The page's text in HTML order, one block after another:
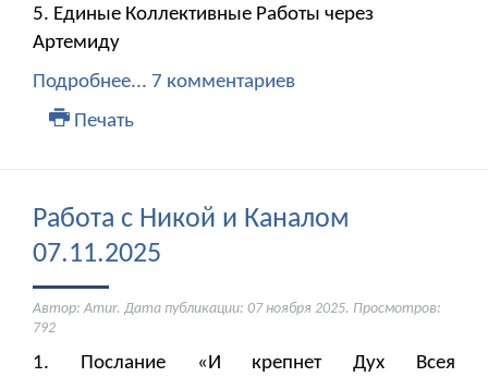
5. Единые Коллективные Работы через
Артемиду
Подробнее... 7 комментариев
Печать
Работа с Никой и Каналом
07.11.2025
Автор: Amur. Дата публикации: 07 ноября 2025. Просмотров:
792
1. Послание «И крепнет Дух Всея